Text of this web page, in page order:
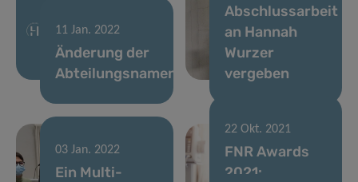
11 Jan. 2022
Änderung der
Abteilungsnamen
Abschlussarbeit
an Hannah
Wurzer
vergeben
03 Jan. 2022
Ein Multi-
22 Okt. 2021
FNR Awards
2021: